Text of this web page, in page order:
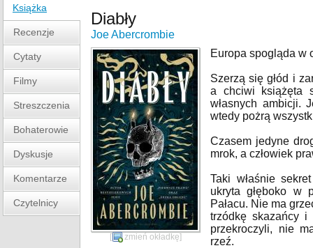
Książka
Recenzje
Cytaty
Filmy
Streszczenia
Bohaterowie
Dyskusje
Komentarze
Czytelnicy
Diabły
Joe Abercrombie
[ zmień okładkę]
Europa spogląda w
Szerzą się głód i
a chciwi książęta
własnych ambicji.
wtedy pożrą
Czasem jedyne
mrok, a człowiek
Taki właśnie
ukryta głęboko w
Pałacu. Nie ma
trzódkę skazańcy
przekroczyli, nie
rzeź.